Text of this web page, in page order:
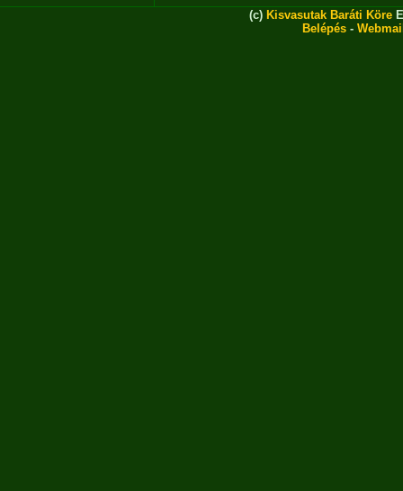
(c) Kisvasutak Baráti Köre
Belépés -